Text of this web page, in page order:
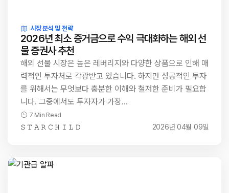
시장 분석 및 전략
2026년 최소 증거금으로 수익 극대화하는 해외 선
물 증권사 추천
해외 선물 시장은 높은 레버리지와 다양한 상품으로 인해 매
력적인 투자처로 각광받고 있습니다. 하지만 성공적인 투자
를 위해서는 무엇보다 충분한 이해와 철저한 준비가 필요합
니다. 그중에서도 투자자가 가장…
7 Min Read
𝚂 𝚃 𝙰 𝚁 𝙲 𝙷 𝙸 𝙻 𝙳 2026년 04월 09일